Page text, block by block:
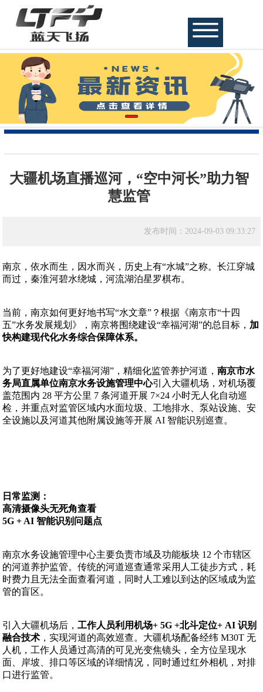
大疆机场直播巡河，“空中河长”助力智
慧监管
发布时间：2024-09-03 09:33:27
南京，依水而生，因水而兴，历史上有“水城”之称。长江穿城
而过，秦淮河碧水绕城，河流湖泊星罗棋布。
当前，南京如何更好地书写“水文章”？根据《南京市“十四
五”水务发展规划》，南京将围绕建设“幸福河湖”的总目标， 加
快构建现代化水务综合保障体系。
为了更好地建设“幸福河湖”，精细化监管养护河道，南京市水
务局直属单位南京水务设施管理中心引入大疆机场，对机场覆
盖范围内 28 平方公里 7 条河道开展 7×24 小时无人化自动巡
检，并重点对监管区域内水面垃圾、工地排水、泵站设施、安
全设施以及河道其他附属设施等开展 AI 智能识别巡查。
日常监测：
高清摄像头无死角查看
5G + AI 智能识别问题点
南京水务设施管理中心主要负责市域及功能板块 12 个市辖区
的河道养护监管。传统的河道巡查通常采用人工徒步方式，耗
时费力且无法全面查看河道，同时人工难以到达的区域成为监
管的盲区。
引入大疆机场后，工作人员利用机场+ 5G +北斗定位+ AI 识别
融合技术 ，实现河道的高效巡查。大疆机场配备经纬 M30T 无
人机，工作人员通过高清的可见光变焦镜头，全方位呈现水
面、岸坡、排口等区域的详细情况，同时通过红外相机，对排
口进行监管。